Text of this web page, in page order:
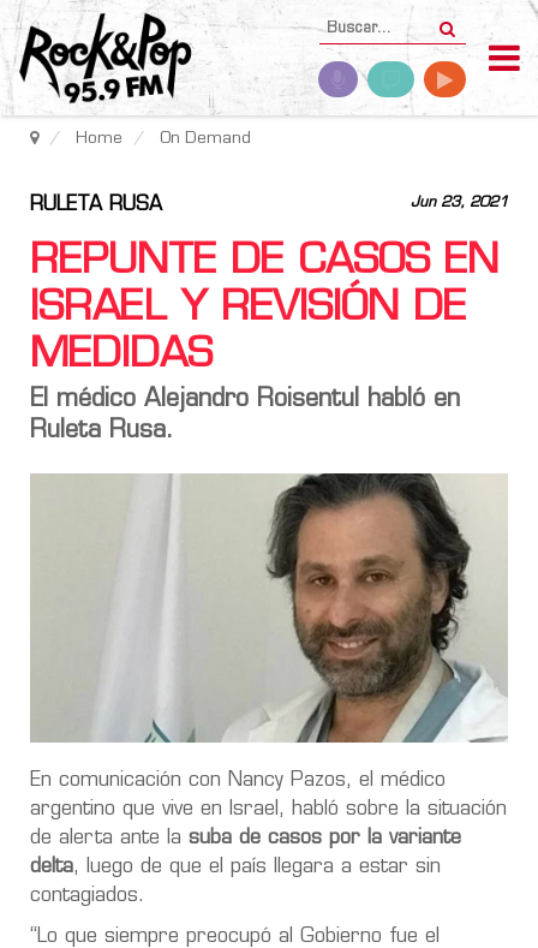
Home On Demand
Jun 23, 2021
RULETA RUSA
REPUNTE DE CASOS EN
ISRAEL Y REVISIÓN DE
MEDIDAS
El médico Alejandro Roisentul habló en
Ruleta Rusa.
En comunicación con Nancy Pazos, el médico
argentino que vive en Israel, habló sobre la situación
de alerta ante la suba de casos por la variante
delta, luego de que el país llegara a estar sin
contagiados.
“Lo que siempre preocupó al Gobierno fue el